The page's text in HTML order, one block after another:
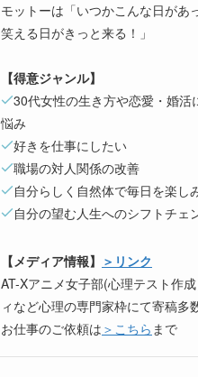
モットーは「いつかこんな日があ
笑える日がきっと来る！」
【得意ジャンル】
30代女性の生き方や恋愛・婚活
悩み
好きを仕事にしたい
職場の対人関係の改善
自分らしく自然体で毎日を楽し
自分の望む人生へのシフトチェ
【メディア情報】 ＞リンク
AT-Xアニメ女子部(心理テスト作
ィなど心理の専門家枠にて寄稿多
お仕事のご依頼は ＞こちら まで